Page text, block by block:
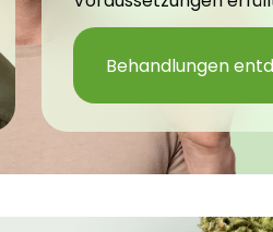
Behandlungen